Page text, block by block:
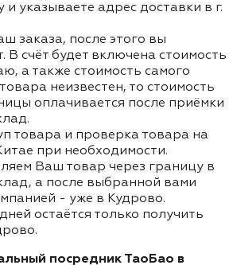
и указываете адрес доставки в г.
заказа, после этого вы
В счёт будет включена стоимость
а также стоимость самого
неизвестен, то стоимость
оплачивается после приёмки
товара и проверка товара на
при необходимости.
Ваш товар через границу в
а после выбранной вами
- уже в Кудрово.
остаётся только получить
посредник ТаоБао в